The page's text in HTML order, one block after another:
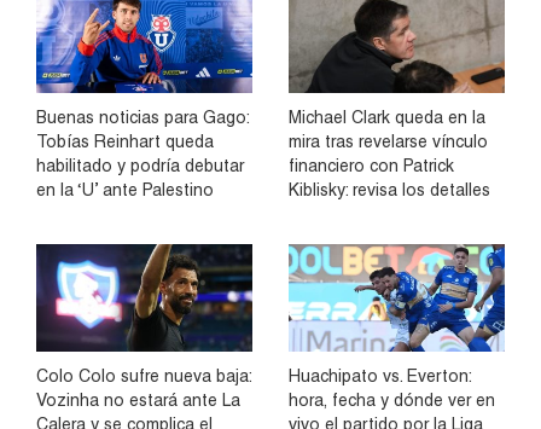
Buenas noticias para Gago:
Tobías Reinhart queda
habilitado y podría debutar
en la ‘U’ ante Palestino
Michael Clark queda en la
mira tras revelarse vínculo
financiero con Patrick
Kiblisky: revisa los detalles
Colo Colo sufre nueva baja:
Vozinha no estará ante La
Calera y se complica el
Huachipato vs. Everton:
hora, fecha y dónde ver en
vivo el partido por la Liga